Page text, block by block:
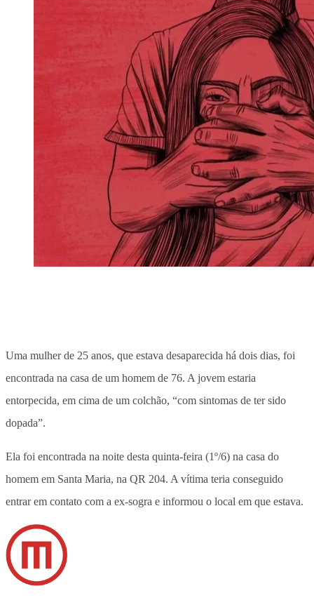
Uma mulher de 25 anos, que estava desaparecida há dois dias, foi
encontrada na casa de um homem de 76. A jovem estaria
entorpecida, em cima de um colchão, “com sintomas de ter sido
dopada”.
Ela foi encontrada na noite desta quinta-feira (1º/6) na casa do
homem em Santa Maria, na QR 204. A vítima teria conseguido
entrar em contato com a ex-sogra e informou o local em que estava.